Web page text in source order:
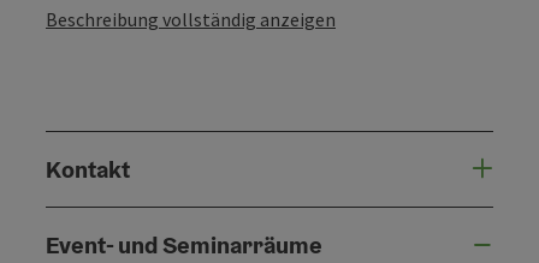
Beschreibung vollständig anzeigen
Kontakt
Event- und Seminarräume